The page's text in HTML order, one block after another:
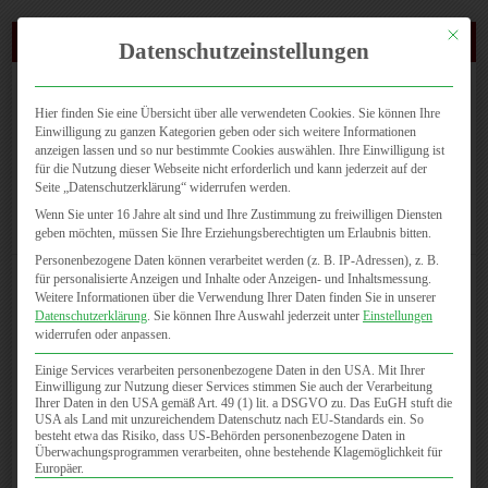
(0721) 4647 810
Seite wählen
Verleihung des von uns gestifteten „Young Star Ballet Award 2019“
Allgemein,Publikationen,Veranstaltungen
Bereits zum 4. Mal wurde am 10.2. im Anschluss an die
umjubelte Vorstellung von „ Ein Sommernachtstraum“ auf der
Bühne des GROSSEN HAUSES der YOUNG STAR BALLET
AWARD verliehen. 2015 riefen wir diesen Preis ins Leben.
Mit
Datenschutzeinstellungen
Hier finden Sie eine Übersicht über alle verwendeten Cookies. Sie können Ihre
Einwilligung zu ganzen Kategorien geben oder sich weitere Informationen
anzeigen lassen und so nur bestimmte Cookies auswählen. Ihre Einwilligung ist
für die Nutzung dieser Webseite nicht erforderlich und kann jederzeit auf der
Seite „Datenschutzerklärung“ widerrufen werden.
Wenn Sie unter 16 Jahre alt sind und Ihre Zustimmung zu freiwilligen Diensten
geben möchten, müssen Sie Ihre Erziehungsberechtigten um Erlaubnis bitten.
Personenbezogene Daten können verarbeitet werden (z. B. IP-Adressen), z. B.
für personalisierte Anzeigen und Inhalte oder Anzeigen- und Inhaltsmessung.
Weitere Informationen über die Verwendung Ihrer Daten finden Sie in unserer
Datenschutzerklärung. Sie können Ihre Auswahl jederzeit unter Einstellungen
widerrufen oder anpassen.
Einige Services verarbeiten personenbezogene Daten in den USA. Mit Ihrer
Einwilligung zur Nutzung dieser Services stimmen Sie auch der Verarbeitung
Ihrer Daten in den USA gemäß Art. 49 (1) lit. a DSGVO zu. Das EuGH stuft die
USA als Land mit unzureichendem Datenschutz nach EU-Standards ein. So
besteht etwa das Risiko, dass US-Behörden personenbezogene Daten in
Überwachungsprogrammen verarbeiten, ohne bestehende Klagemöglichkeit für
Europäer.